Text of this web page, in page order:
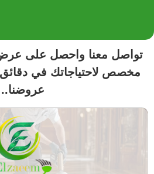
تواصل معنا واحصل على
مخصص لاحتياجاتك في
عروضنا..